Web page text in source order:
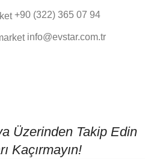
+90 (322) 365 07 94
info@evstar.com.tr
Üzerinden Takip Edin
Kaçırmayın!